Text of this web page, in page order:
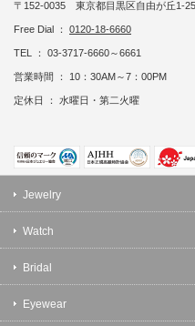
〒152-0035 東京都目黒区自由が丘1-
Free Dial ： 0120-18-6660
TEL ： 03-3717-6660～6661
営業時間 ： 10：30AM～7：00PM
定休日 ： 水曜日・第二火曜
Jewelry
Watch
Bridal
Eyewear